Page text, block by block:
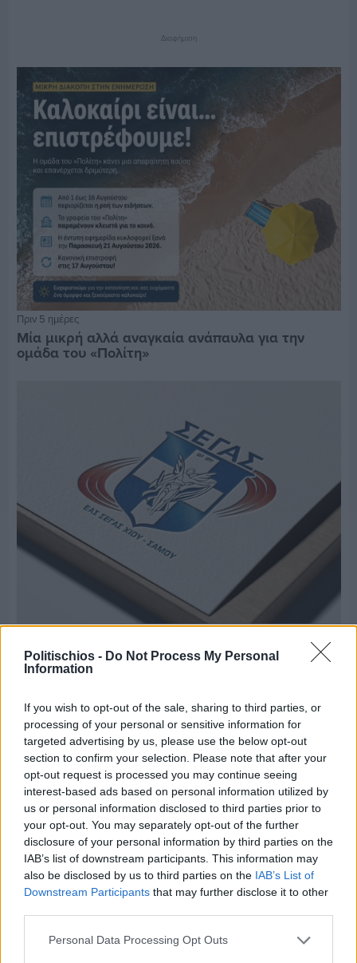
Politischios - Do Not Process My Personal
Information
If you wish to opt-out of the sale, sharing to third parties, or
processing of your personal or sensitive information for
targeted advertising by us, please use the below opt-out
section to confirm your selection. Please note that after your
opt-out request is processed you may continue seeing
interest-based ads based on personal information utilized by
us or personal information disclosed to third parties prior to
your opt-out. You may separately opt-out of the further
disclosure of your personal information by third parties on the
IAB’s list of downstream participants. This information may
also be disclosed by us to third parties on the IAB’s List of
Downstream Participants that may further disclose it to other
Personal Data Processing Opt Outs
Διαφήμιση
Πριν 5 ημέρες
Μία μικρή αλλά αναγκαία ανάπαυλα για την
ομάδα του «Πολίτη»
Πριν 5 ημέρες
Τρίτος στη σφαιροβολία στη διεθνή συνάντηση
Ελλάδας–Κύπρου Κ18 ο Δημήτρης Τέλλιος
Πριν 5 ημέρες